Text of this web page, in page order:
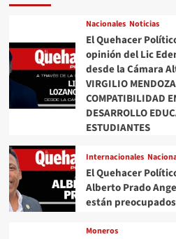
Nacionales Noticias
El Quehacer
opinión del Lic
desde la Cámara
VIRGILIO
COMPATIBILIDAD
DESARROLLO
ESTUDIANTES
Internacionales
El Quehacer
Alberto Prado
están
Moneros